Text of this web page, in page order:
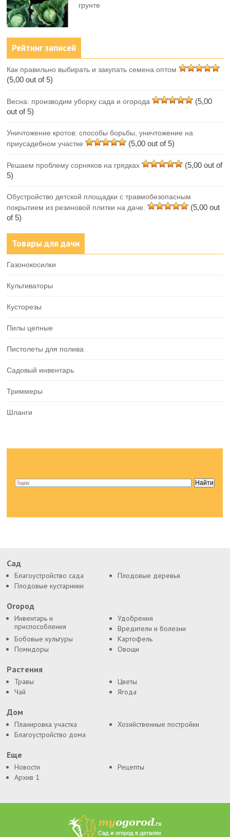
грунте
Рейтинг записей
Как правильно выбирать и закупать семена оптом
(5,00 out of 5)
Весна: производим уборку сада и огорода
(5,00
out of 5)
Уничтожение кротов: способы борьбы, уничтожение на
приусадебном участке
(5,00 out of 5)
Решаем проблему сорняков на грядках
(5,00 out of
5)
Обустройство детской площадки с травмобезопасным
покрытием из резиновой плитки на даче.
(5,00 out
of 5)
Товары для дачи
Газонокосилки
Культиваторы
Кусторезы
Пилы цепные
Пистолеты для полива
Садовый инвентарь
Триммеры
Шланги
Сад
Благоустройство сада
Плодовые деревья
Плодовые кустарники
Огород
Инвентарь и
приспособления
Удобрения
Вредители и болезни
Бобовые культуры
Картофель
Помидоры
Овощи
Растения
Травы
Цветы
Чай
Ягода
Дом
Планировка участка
Хозяйственные постройки
Благоустройство дома
Еще
Новости
Рецепты
Архив 1